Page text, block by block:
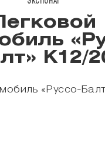
К12/